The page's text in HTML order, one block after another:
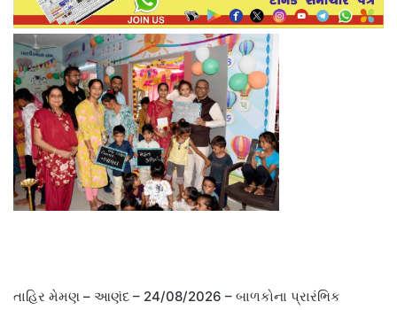
તાહિર મેમણ – આણંદ – 24/08/2026 – બાળકોના પ્રારંભિક